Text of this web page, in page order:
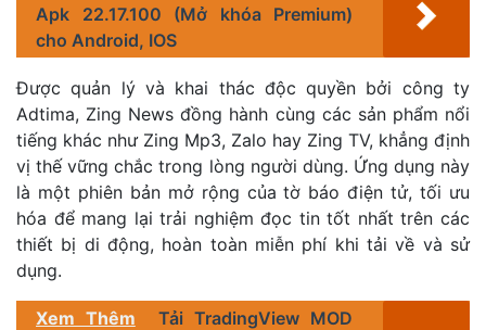
Apk 22.17.100 (Mở khóa Premium)
cho Android, IOS
Được quản lý và khai thác độc quyền bởi công ty
Adtima, Zing News đồng hành cùng các sản phẩm nổi
tiếng khác như Zing Mp3, Zalo hay Zing TV, khẳng định
vị thế vững chắc trong lòng người dùng. Ứng dụng này
là một phiên bản mở rộng của tờ báo điện tử, tối ưu
hóa để mang lại trải nghiệm đọc tin tốt nhất trên các
thiết bị di động, hoàn toàn miễn phí khi tải về và sử
dụng.
Xem Thêm
Tải TradingView MOD